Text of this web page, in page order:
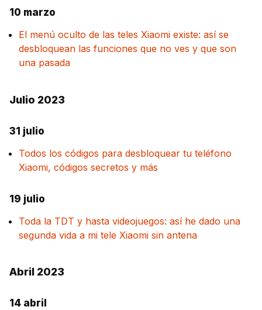
10 marzo
El menú oculto de las teles Xiaomi existe: así se
desbloquean las funciones que no ves y que son
una pasada
Julio 2023
31 julio
Todos los códigos para desbloquear tu teléfono
Xiaomi, códigos secretos y más
19 julio
Toda la TDT y hasta videojuegos: así he dado una
segunda vida a mi tele Xiaomi sin antena
Abril 2023
14 abril